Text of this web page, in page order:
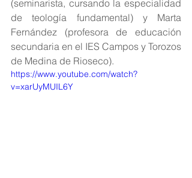
(seminarista, cursando la especialidad
de teología fundamental) y Marta
Fernández (profesora de educación
secundaria en el IES Campos y Torozos
de Medina de Rioseco).
https://www.youtube.com/watch?
v=xarUyMUIL6Y